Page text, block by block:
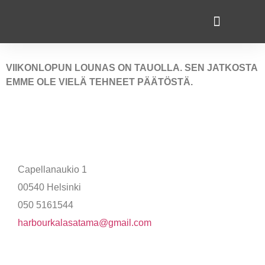
VIIKONLOPUN LOUNAS ON TAUOLLA. SEN JATKOSTA
EMME OLE VIELÄ TEHNEET PÄÄTÖSTÄ.
Capellanaukio 1
00540 Helsinki
050 5161544
harbourkalasatama@gmail.com